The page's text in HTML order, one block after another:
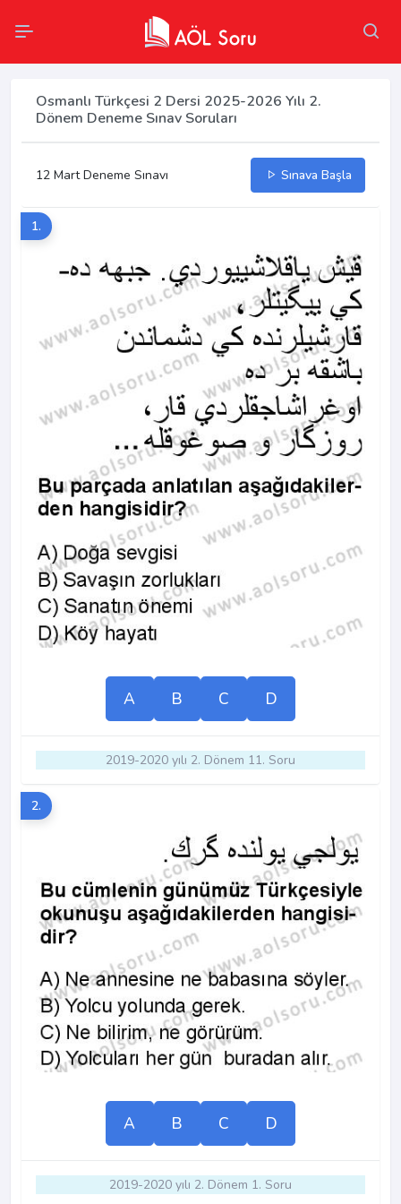
Osmanlı Türkçesi 2 Dersi 2025-2026 Yılı 2.
Dönem Deneme Sınav Soruları
12 Mart Deneme Sınavı Sınava Başla
1.
A B C D
2019-2020 yılı 2. Dönem 11. Soru
2.
A B C D
2019-2020 yılı 2. Dönem 1. Soru